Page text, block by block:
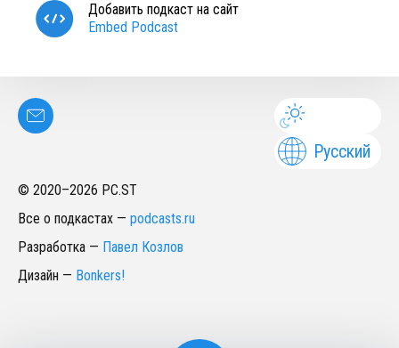
Добавить подкаст на сайт
Embed Podcast
Русский
© 2020–2026 PC.ST
Все о подкастах — podcasts.ru
Разработка — Павел Козлов
Дизайн — Bonkers!